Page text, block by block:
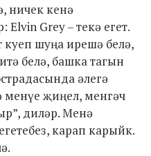
ничек кенә
Elvin Grey – текә егет.
шуңа ирешә белә,
белә, башка тагын
әлегә
менүе җиңел, менгәч
диләр. Менә
карап карыйк.